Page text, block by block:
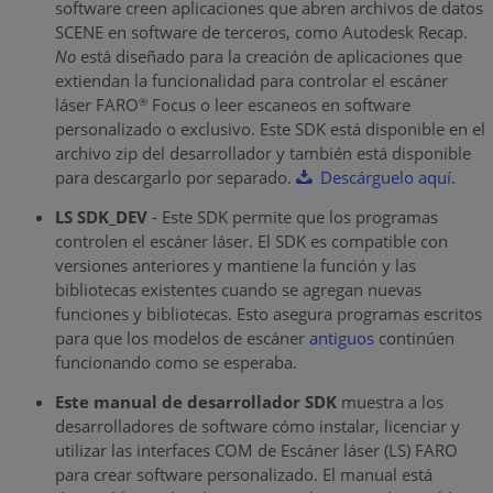
software creen aplicaciones que abren archivos de datos
SCENE en software de terceros, como Autodesk Recap.
No está diseñado para la creación de aplicaciones que
extiendan la funcionalidad para controlar el escáner
láser FARO®Focus o leer escaneos en software
personalizado o exclusivo. Este SDK está disponible en el
archivo zip del desarrollador y también está disponible
para descargarlo por separado.
Descárguelo aquí.
LS SDK_DEV- Este SDK permite que los programas
controlen el escáner láser. El SDK es compatible con
versiones anteriores y mantiene la función y las
bibliotecas existentes cuando se agregan nuevas
funciones y bibliotecas. Esto asegura programas escritos
para que los modelos de escáner antiguoscontinúen
funcionando como se esperaba.
Este manual de desarrollador SDKmuestra a los
desarrolladores de software cómo instalar, licenciar y
utilizar las interfaces COM de Escáner láser (LS) FARO
para crear software personalizado. El manual está